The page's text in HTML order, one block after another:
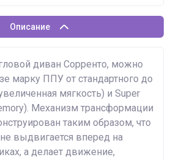
Описание
диван Сорренто, можно
марку ППУ от стандартного до
мягкость) и Super
Механизм трансформации
таким образом, что
выдвигается вперед на
а делает движение,